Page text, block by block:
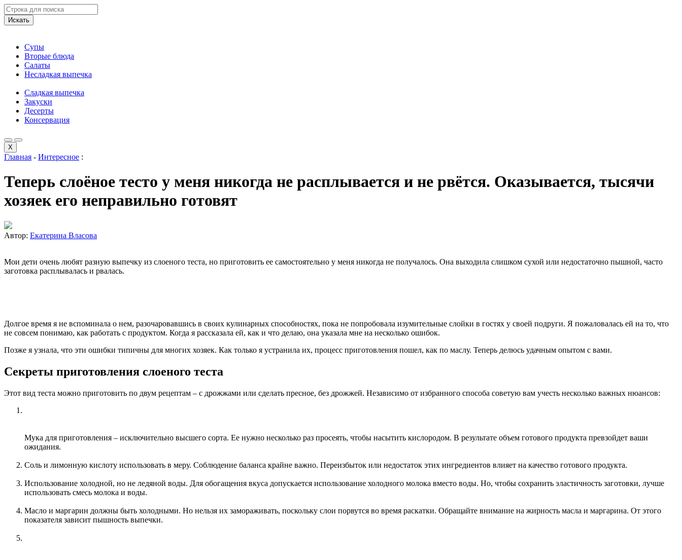
Искать
Супы
Вторые блюда
Салаты
Несладкая выпечка
Сладкая выпечка
Закуски
Десерты
Консервация
X
Главная - Интересное :
Теперь слоёное тесто у меня никогда не расплывается и не рвётся. Оказывается, тысячи
хозяек его неправильно готовят
Автор: Екатерина Власова
Мои дети очень любят разную выпечку из слоеного теста, но приготовить ее самостоятельно у меня никогда не получалось. Она выходила слишком сухой или недостаточно пышной, часто
заготовка расплывалась и рвалась.
Долгое время я не вспоминала о нем, разочаровавшись в своих кулинарных способностях, пока не попробовала изумительные слойки в гостях у своей подруги. Я пожаловалась ей на то, что
не совсем понимаю, как работать с продуктом. Когда я рассказала ей, как и что делаю, она указала мне на несколько ошибок.
Позже я узнала, что эти ошибки типичны для многих хозяек. Как только я устранила их, процесс приготовления пошел, как по маслу. Теперь делюсь удачным опытом с вами.
Секреты приготовления слоеного теста
Этот вид теста можно приготовить по двум рецептам – с дрожжами или сделать пресное, без дрожжей. Независимо от избранного способа советую вам учесть несколько важных нюансов:
Мука для приготовления – исключительно высшего сорта. Ее нужно несколько раз просеять, чтобы насытить кислородом. В результате объем готового продукта превзойдет ваши
ожидания.
Соль и лимонную кислоту использовать в меру. Соблюдение баланса крайне важно. Переизбыток или недостаток этих ингредиентов влияет на качество готового продукта.
Использование холодной, но не ледяной воды. Для обогащения вкуса допускается использование холодного молока вместо воды. Но, чтобы сохранить эластичность заготовки, лучше
использовать смесь молока и воды.
Масло и маргарин должны быть холодными. Но нельзя их замораживать, поскольку слои порвутся во время раскатки. Обращайте внимание на жирность масла и маргарина. От этого
показателя зависит пышность выпечки.